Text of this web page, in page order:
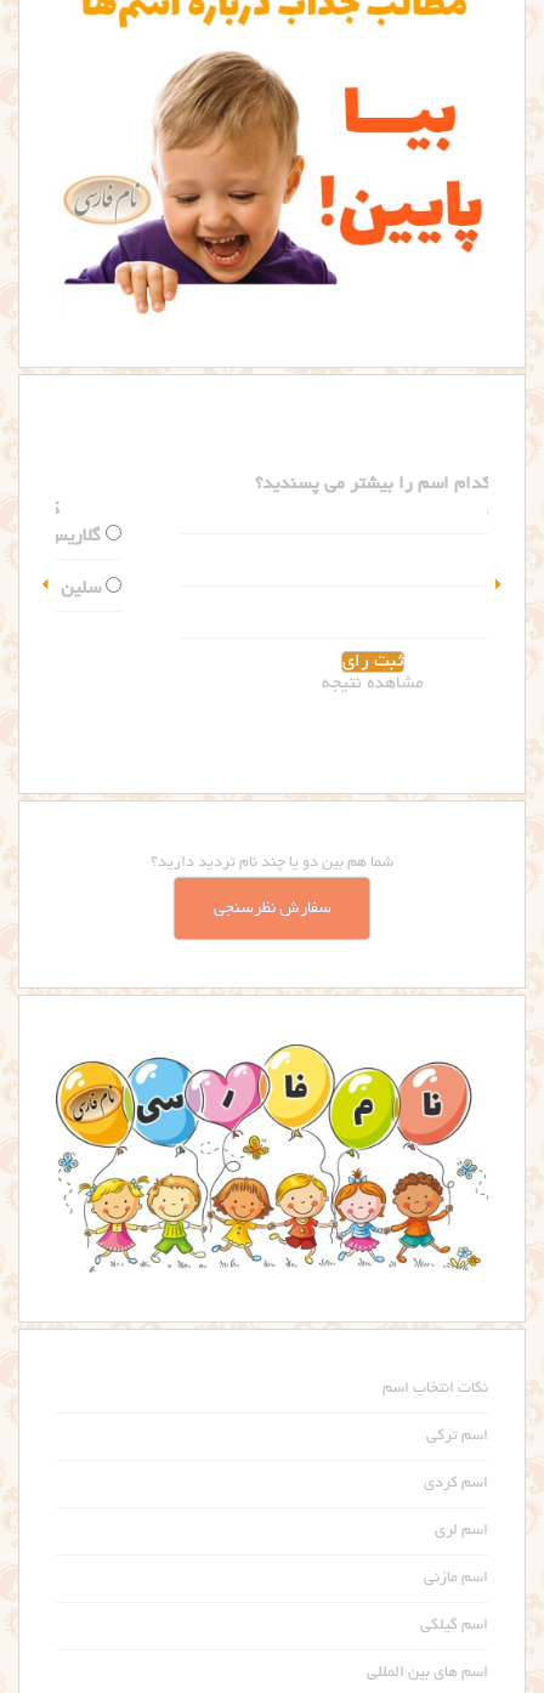
شما هم بین دو یا چند نام تردید دارید؟
سفارش نظرسنجی
نکات انتخاب اسم
اسم ترکی
اسم کردی
اسم لری
اسم مازنی
اسم گیلکی
اسم های بین المللی